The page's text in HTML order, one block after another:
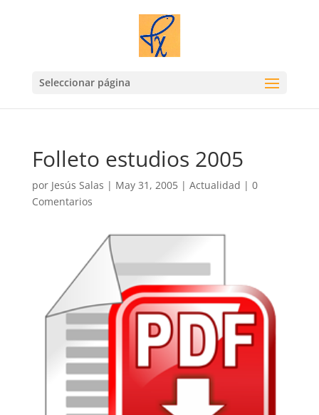
Seleccionar página
Folleto estudios 2005
por Jesús Salas | May 31, 2005| Actualidad | 0
Comentarios